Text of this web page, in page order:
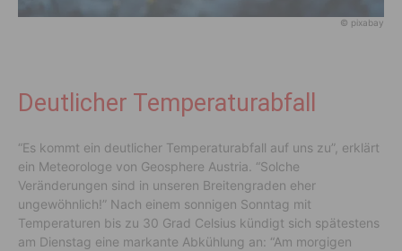
© pixabay
Deutlicher Temperaturabfall
“Es kommt ein deutlicher Temperaturabfall auf uns zu”, erklärt
ein Meteorologe von Geosphere Austria. “Solche
Veränderungen sind in unseren Breitengraden eher
ungewöhnlich!” Nach einem sonnigen Sonntag mit
Temperaturen bis zu 30 Grad Celsius kündigt sich spätestens
am Dienstag eine markante Abkühlung an: “Am morgigen